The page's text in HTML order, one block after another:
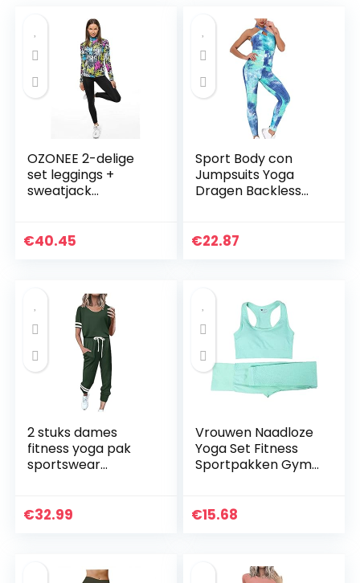
OZONEE 2-delige
set leggings +
sweatjack
joggingpak
€40.45
Sport Body con
Jumpsuits Yoga
Dragen Backless
Workout Set
€22.87
2 stuks dames
fitness yoga pak
sportswear
gym push-up
€32.99
Vrouwen Naadloze
Yoga Set Fitness
Sportpakken Gym
Shirts Hoge Taille
€15.68